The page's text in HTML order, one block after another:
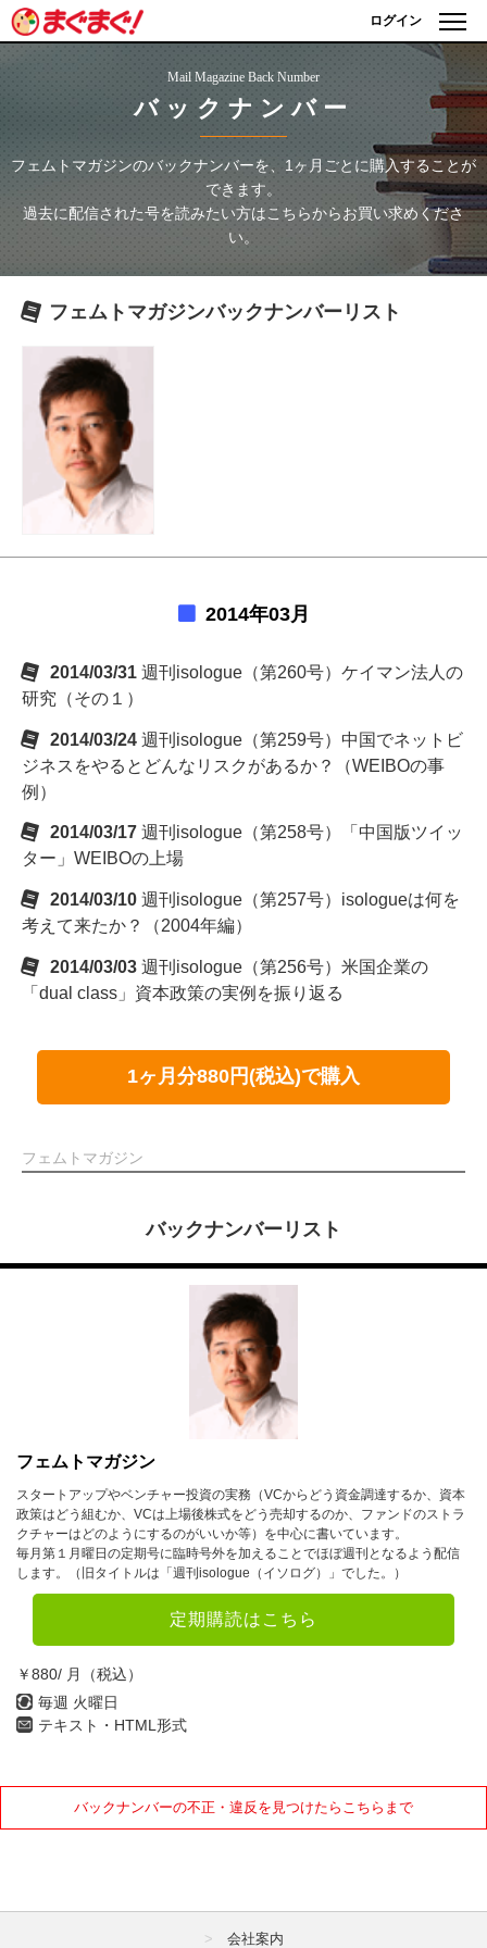
ログイン
Mail Magazine Back Number
バックナンバー
フェムトマガジンのバックナンバーを、1ヶ月ごとに購入することが
できます。
過去に配信された号を読みたい方はこちらからお買い求めくださ
い。
フェムトマガジンバックナンバーリスト
2014年03月
2014/03/31 週刊isologue（第260号）ケイマン法人の
研究（その１）
2014/03/24 週刊isologue（第259号）中国でネットビ
ジネスをやるとどんなリスクがあるか？（WEIBOの事
例）
2014/03/17 週刊isologue（第258号）「中国版ツイッ
ター」WEIBOの上場
2014/03/10 週刊isologue（第257号）isologueは何を
考えて来たか？（2004年編）
2014/03/03 週刊isologue（第256号）米国企業の
「dual class」資本政策の実例を振り返る
1ヶ月分880円(税込)で購入
フェムトマガジン
バックナンバーリスト
フェムトマガジン
スタートアップやベンチャー投資の実務（VCからどう資金調達するか、資本
政策はどう組むか、VCは上場後株式をどう売却するのか、ファンドのストラ
クチャーはどのようにするのがいいか等）を中心に書いています。
毎月第１月曜日の定期号に臨時号外を加えることでほぼ週刊となるよう配信
します。（旧タイトルは「週刊isologue（イソログ）」でした。）
定期購読はこちら
￥880/ 月（税込）
毎週 火曜日
テキスト・HTML形式
バックナンバーの不正・違反を見つけたらこちらまで
会社案内